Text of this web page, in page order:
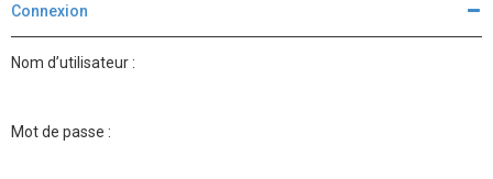
Connexion
Nom d’utilisateur :
Mot de passe :